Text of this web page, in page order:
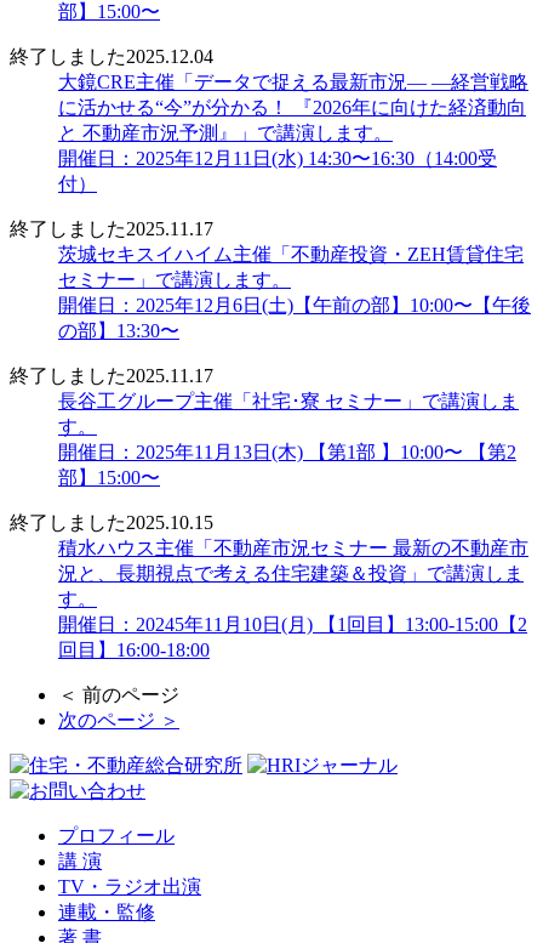
部】15:00〜
終了しました2025.12.04
大鏡CRE主催「データで捉える最新市況― ―経営戦略
に活かせる“今”が分かる！ 『2026年に向けた経済動向
と 不動産市況予測』」で講演します。
開催日：2025年12月11日(水) 14:30〜16:30（14:00受
付）
終了しました2025.11.17
茨城セキスイハイム主催「不動産投資・ZEH賃貸住宅
セミナー」で講演します。
開催日：2025年12月6日(土)【午前の部】10:00〜【午後
の部】13:30〜
終了しました2025.11.17
長谷工グループ主催「社宅･寮 セミナー」で講演しま
す。
開催日：2025年11月13日(木) 【第1部 】10:00〜 【第2
部】15:00〜
終了しました2025.10.15
積水ハウス主催「不動産市況セミナー 最新の不動産市
況と、長期視点で考える住宅建築＆投資」で講演しま
す。
開催日：20245年11月10日(月) 【1回目】13:00-15:00【2
回目】16:00-18:00
＜ 前のページ
次のページ ＞
プロフィール
講 演
TV・ラジオ出演
連載・監修
著 書